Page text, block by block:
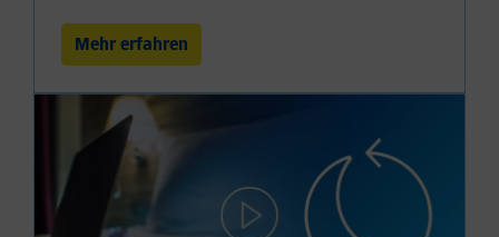
Mehr erfahren